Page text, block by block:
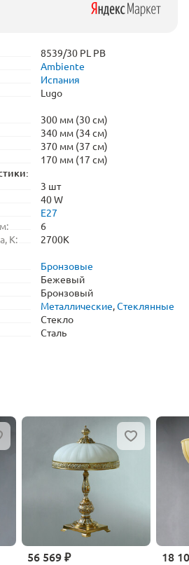
8539/30 PL PB
Ambiente
Испания
Lugo
300 мм (30 см)
340 мм (34 см)
370 мм (37 см)
170 мм (17 см)
3 шт
40 W
E27
6
K:
2700K
Бронзовые
Бежевый
Бронзовый
Металлические,Стеклянные
Стекло
Сталь
56 569 ₽ 18